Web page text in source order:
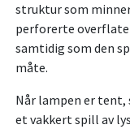
struktur som
perforerte
samtidig som den
måte.
Når lampen er tent,
et vakkert spill av